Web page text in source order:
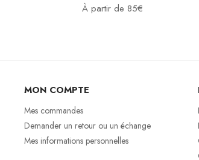
À partir de 85€
MON COMPTE
Mes commandes
Demander un retour ou un échange
Mes informations personnelles